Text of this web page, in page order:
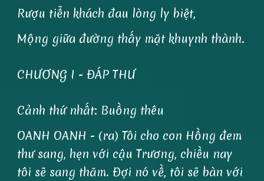
Rượu tiễn khách đau lòng ly biệt,
Mộng giữa đường thấy mặt khuynh thành.
CHƯƠNG I - ĐÁP THƯ
Cảnh thứ nhất: Buồng thêu
OANH OANH - (ra) Tôi cho con Hồng đem
thư sang, hẹn với cậu Trương, chiều nay
tôi sẽ sang thăm. Đợi nó về, tôi sẽ bàn với